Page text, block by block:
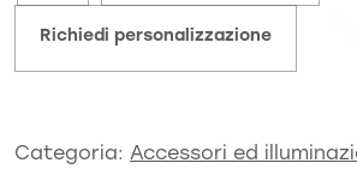
Richiedi personalizzazione
Categoria: Accessori ed